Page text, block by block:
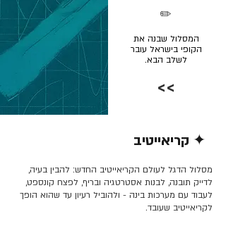
המסלול שבנה את
הקופי בישראל עובר
לשלב הבא.
✏️
>>
✦ קריאייטיב
מסלול הדגל לעולם הקריאייטיב החדש: להבין בעיה,
לדייק תובנה, לבנות אסטרטגיה ובריף, לפצח קונספט,
לעבוד עם מערכות בינה - ולהוביל רעיון עד שהוא הופך
לקריאייטיב שעובד.